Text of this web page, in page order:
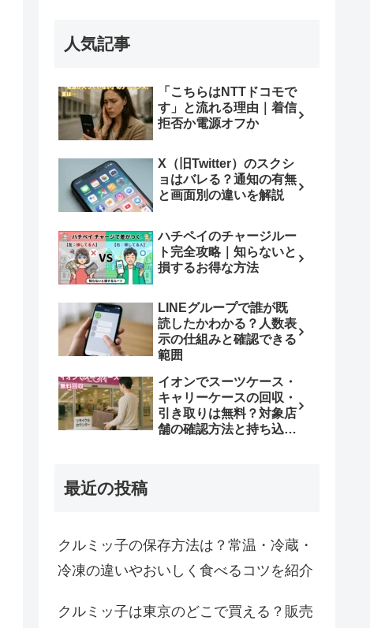
人気記事
「こちらはNTTドコモで
す」と流れる理由｜着信
拒否か電源オフか
X（旧Twitter）のスクシ
ョはバレる？通知の有無
と画面別の違いを解説
ハチペイのチャージルー
ト完全攻略｜知らないと
損するお得な方法
LINEグループで誰が既
読したかわかる？人数表
示の仕組みと確認できる
範囲
イオンでスーツケース・
キャリーケースの回収・
引き取りは無料？対象店
舗の確認方法と持ち込み
最近の投稿
クルミッ子の保存方法は？常温・冷蔵・
冷凍の違いやおいしく食べるコツを紹介
クルミッ子は東京のどこで買える？販売